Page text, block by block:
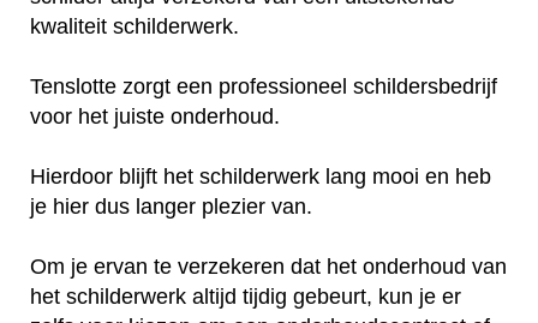
kwaliteit schilderwerk.
Tenslotte zorgt een professioneel schildersbedrijf
voor het juiste onderhoud.
Hierdoor blijft het schilderwerk lang mooi en heb
je hier dus langer plezier van.
Om je ervan te verzekeren dat het onderhoud van
het schilderwerk altijd tijdig gebeurt, kun je er